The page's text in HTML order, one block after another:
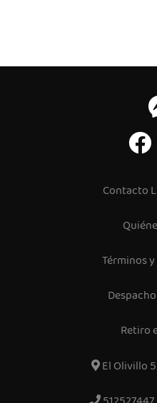
Contacto
Términos
Retiro
El Olivillo